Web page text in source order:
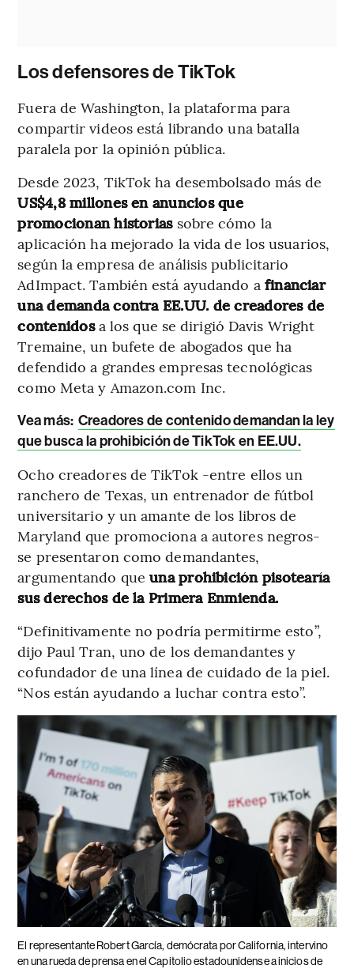
Los defensores de TikTok
Fuera de Washington, la plataforma para
compartir videos está librando una batalla
paralela por la opinión pública.
Desde 2023, TikTok ha desembolsado más de
US$4,8 millones en anuncios que
promocionan historiassobre cómo la
aplicación ha mejorado la vida de los usuarios,
según la empresa de análisis publicitario
AdImpact. También está ayudando a financiar
una demanda contra EE.UU. de creadores de
contenidosa los que se dirigió Davis Wright
Tremaine, un bufete de abogados que ha
defendido a grandes empresas tecnológicas
como Meta y Amazon.com Inc.
Vea más: Creadores de contenido demandan la ley
que busca la prohibición de TikTok en EE.UU.
Ocho creadores de TikTok -entre ellos un
ranchero de Texas, un entrenador de fútbol
universitario y un amante de los libros de
Maryland que promociona a autores negros-
se presentaron como demandantes,
argumentando queuna prohibición pisotearía
sus derechos de la Primera Enmienda.
“Definitivamente no podría permitirme esto”,
dijo Paul Tran, uno de los demandantes y
cofundador de una línea de cuidado de la piel.
“Nos están ayudando a luchar contra esto”.
El representante Robert García, demócrata por California, intervino
en una rueda de prensa en el Capitolio estadounidense a inicios de